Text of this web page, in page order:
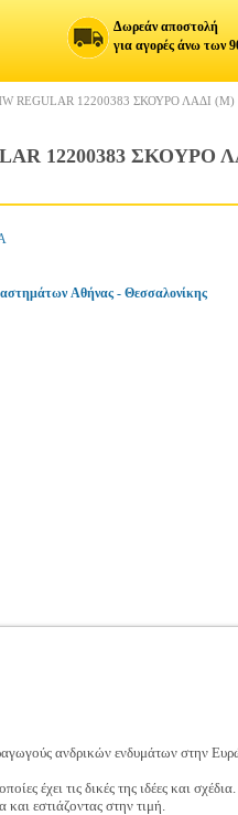
Δωρεάν αποστολή
για αγορές άνω των
REGULAR 12200383 ΣΚΟΥΡΟ ΛΑΔΙ (M)
12200383 ΣΚΟΥΡΟ
Αθήνας - Θεσσαλονίκης
ανδρικών ενδυμάτων στην
έχει τις δικές της ιδέες και σχέδια.
εστιάζοντας στην τιμή.